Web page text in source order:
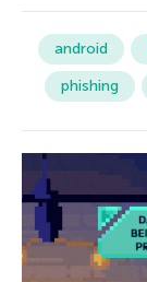
android
phishing